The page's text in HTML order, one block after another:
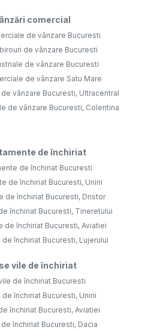
comercial
de vânzare Bucuresti
de vânzare Bucuresti
de vânzare Bucuresti
de vânzare Satu Mare
vânzare Bucuresti, Ultracentral
de vânzare Bucuresti, Colentina
de închiriat
de închiriat Bucuresti
de închiriat Bucuresti, Unirii
de închiriat Bucuresti, Dristor
închiriat Bucuresti, Tineretului
de închiriat Bucuresti, Aviatiei
închiriat Bucuresti, Lujerului
vile de închiriat
de închiriat Bucuresti
de închiriat Bucuresti, Unirii
închiriat Bucuresti, Aviatiei
închiriat Bucuresti, Dacia